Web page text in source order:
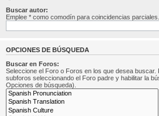
Buscar autor:
Emplee * como comodín para coincidencias parciales.
OPCIONES DE BÚSQUEDA
Buscar en Foros:
Seleccione el Foro o Foros en los que desea buscar.
subforos seleccionando el Foro padre y habilitar la
Opciones de búsqueda).